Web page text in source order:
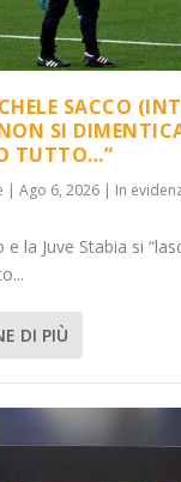
SACCO
SI
TUTTO…”
|Ago 6, 2026 | In
e la Juve Stabia si
DI PIÙ